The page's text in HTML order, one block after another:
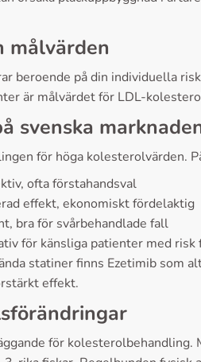
målvärden
beroende på din individuella
är målvärdet för LDL-
svenska
för höga kolesterolvärden.
ofta förstahandsval
effekt, ekonomiskt fördelaktig
bra för svårbehandlade fall
för känsliga patienter med risk
statiner finns Ezetimib som
effekt.
för